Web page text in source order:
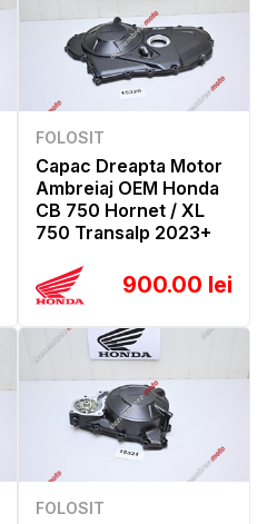
FOLOSIT
Capac Dreapta Motor
Ambreiaj OEM Honda
CB 750 Hornet / XL
750 Transalp 2023+
900.00 lei
FOLOSIT